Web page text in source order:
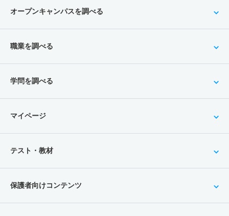
オープンキャンパスを調べる
職業を調べる
学問を調べる
マイページ
テスト・教材
保護者向けコンテンツ